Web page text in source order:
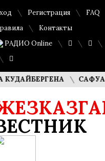
Регистрация
FAQ
Контакты
РАДИО Online
САФУАН